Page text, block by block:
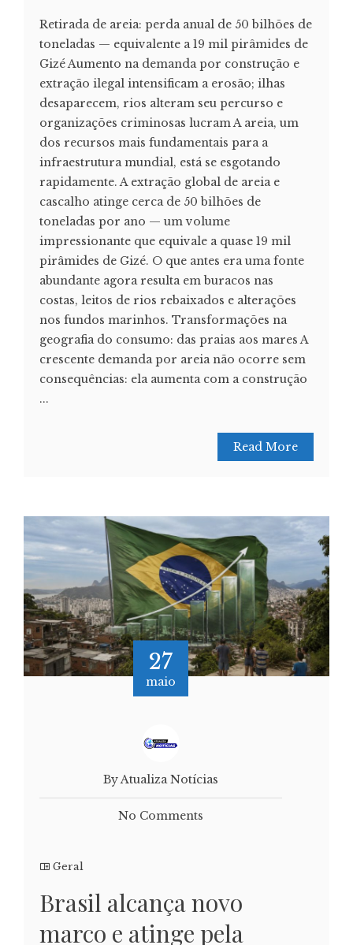
Retirada de areia: perda anual de 50 bilhões de
toneladas — equivalente a 19 mil pirâmides de
Gizé Aumento na demanda por construção e
extração ilegal intensificam a erosão; ilhas
desaparecem, rios alteram seu percurso e
organizações criminosas lucram A areia, um
dos recursos mais fundamentais para a
infraestrutura mundial, está se esgotando
rapidamente. A extração global de areia e
cascalho atinge cerca de 50 bilhões de
toneladas por ano — um volume
impressionante que equivale a quase 19 mil
pirâmides de Gizé. O que antes era uma fonte
abundante agora resulta em buracos nas
costas, leitos de rios rebaixados e alterações
nos fundos marinhos. Transformações na
geografia do consumo: das praias aos mares A
crescente demanda por areia não ocorre sem
consequências: ela aumenta com a construção
...
Read More
27
maio
By Atualiza Notícias
No Comments
Geral
Brasil alcança novo
marco e atinge pela